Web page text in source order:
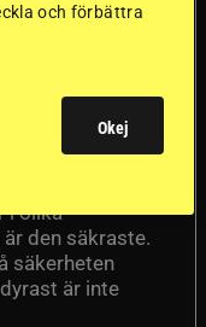
blev
i olika
den säkraste.
säkerheten
är inte
och förbättra
Okej